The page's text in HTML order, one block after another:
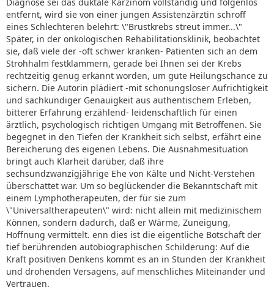
entfernt, wird sie von einer jungen Assistenzärztin schroff
eines Schlechteren belehrt: \"Brustkrebs streut immer...\"
Später, in der onkologischen Rehabilitationsklinik, beobachtet
sie, daß viele der -oft schwer kranken- Patienten sich an dem
Strohhalm festklammern, gerade bei Ihnen sei der Krebs
rechtzeitig genug erkannt worden, um gute Heilungschance zu
sichern. Die Autorin plädiert -mit schonungsloser Aufrichtigkeit
und sachkundiger Genauigkeit aus authentischem Erleben,
bitterer Erfahrung erzählend- leidenschaftlich für einen
ärztlich, psychologisch richtigen Umgang mit Betroffenen. Sie
begegnet in den Tiefen der Krankheit sich selbst, erfährt eine
Bereicherung des eigenen Lebens. Die Ausnahmesituation
bringt auch Klarheit darüber, daß ihre
sechsundzwanzigjährige Ehe von Kälte und Nicht-Verstehen
überschattet war. Um so beglückender die Bekanntschaft mit
einem Lymphotherapeuten, der für sie zum
\"Universaltherapeuten\" wird: nicht allein mit medizinischem
Können, sondern dadurch, daß er Wärme, Zuneigung,
Hoffnung vermittelt. enn dies ist die eigentliche Botschaft der
tief berührenden autobiographischen Schilderung: Auf die
Kraft positiven Denkens kommt es an in Stunden der Krankheit
und drohenden Versagens, auf menschliches Miteinander und
Vertrauen.